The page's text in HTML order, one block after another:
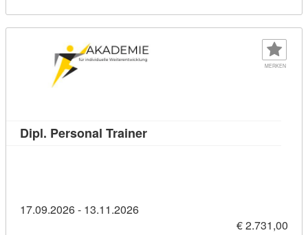
MERKEN
Dipl. Personal TrainerKursdetail: Dipl. Personal
17.09.2026 - 13.11.2026
€ 2.731,00